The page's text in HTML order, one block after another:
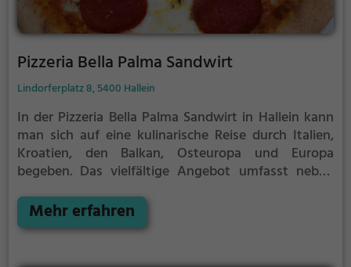
Pizzeria Bella Palma Sandwirt
Lindorferplatz 8, 5400 Hallein
In der Pizzeria Bella Palma Sandwirt in Hallein kann
man sich auf eine kulinarische Reise durch Italien,
Kroatien, den Balkan, Osteuropa und Europa
begeben. Das vielfältige Angebot umfasst neben
mediterrane Gerichte. Das gemütliche Ambiente lädt
dazu ein, sich mit Freunden zu treffen und bei einer
genießen. Hier ist für jeden Geschmack etwas dabei
Mehr erfahren